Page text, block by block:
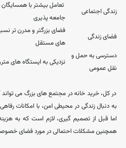
زندگی اجتماعی
تعامل بیشتر با
جامعه ‌پذیری
فضای زندگی
فضای بزرگتر و مدرن ‌تر
های مستقل
دسترسی به حمل و
نقل عمومی
نزدیکی به ایستگاه ‌های
در کل، خرید خانه در مجتمع‌ های بزرگ می ‌تواند
به دنبال زندگی در محیطی امن، با امکانات
اما قبل از تصمیم ‌گیری، لازم است که به
همچنین مشکلات احتمالی در مورد فضای